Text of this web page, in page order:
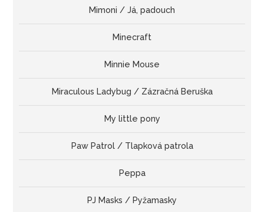
Mimoni / Já, padouch
Minecraft
Minnie Mouse
Miraculous Ladybug / Zázračná Beruška
My little pony
Paw Patrol / Tlapková patrola
Peppa
PJ Masks / Pyžamasky